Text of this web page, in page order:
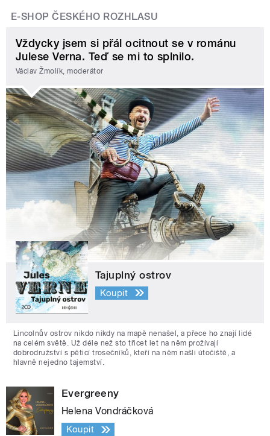
E-SHOP ČESKÉHO ROZHLASU
Vždycky jsem si přál ocitnout se v románu
Julese Verna. Teď se mi to splnilo.
Václav Žmolík, moderátor
Tajuplný ostrov
Koupit
Lincolnův ostrov nikdo nikdy na mapě nenašel, a přece ho znají lidé
na celém světě. Už déle než sto třicet let na něm prožívají
dobrodružství s pěticí trosečníků, kteří na něm našli útočiště, a
hlavně nejedno tajemství.
Evergreeny
Helena Vondráčková
Koupit